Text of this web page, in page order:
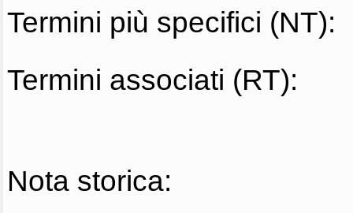
Termini più specifici (NT):
Termini associati (RT):
Nota storica: